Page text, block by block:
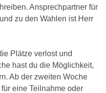
Ansprechpartner für
zu den Wahlen ist Herr
Plätze verlost und
hast du die Möglichkeit,
Ab der zweiten Woche
eine Teilnahme oder